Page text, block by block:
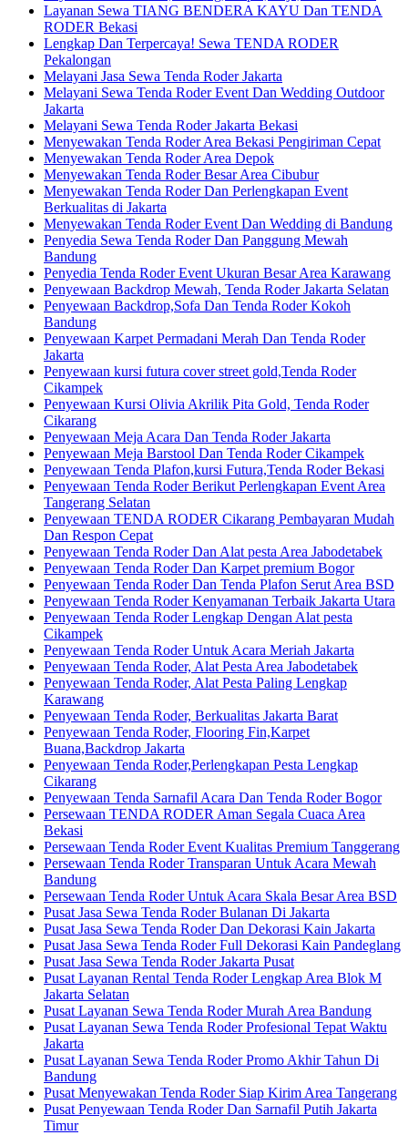
Layanan Sewa TIANG BENDERA KAYU Dan TENDA
RODER Bekasi
Lengkap Dan Terpercaya! Sewa TENDA RODER
Pekalongan
Melayani Jasa Sewa Tenda Roder Jakarta
Melayani Sewa Tenda Roder Event Dan Wedding Outdoor
Jakarta
Melayani Sewa Tenda Roder Jakarta Bekasi
Menyewakan Tenda Roder Area Bekasi Pengiriman Cepat
Menyewakan Tenda Roder Area Depok
Menyewakan Tenda Roder Besar Area Cibubur
Menyewakan Tenda Roder Dan Perlengkapan Event
Berkualitas di Jakarta
Menyewakan Tenda Roder Event Dan Wedding di Bandung
Penyedia Sewa Tenda Roder Dan Panggung Mewah
Bandung
Penyedia Tenda Roder Event Ukuran Besar Area Karawang
Penyewaan Backdrop Mewah, Tenda Roder Jakarta Selatan
Penyewaan Backdrop,Sofa Dan Tenda Roder Kokoh
Bandung
Penyewaan Karpet Permadani Merah Dan Tenda Roder
Jakarta
Penyewaan kursi futura cover street gold,Tenda Roder
Cikampek
Penyewaan Kursi Olivia Akrilik Pita Gold, Tenda Roder
Cikarang
Penyewaan Meja Acara Dan Tenda Roder Jakarta
Penyewaan Meja Barstool Dan Tenda Roder Cikampek
Penyewaan Tenda Plafon,kursi Futura,Tenda Roder Bekasi
Penyewaan Tenda Roder Berikut Perlengkapan Event Area
Tangerang Selatan
Penyewaan TENDA RODER Cikarang Pembayaran Mudah
Dan Respon Cepat
Penyewaan Tenda Roder Dan Alat pesta Area Jabodetabek
Penyewaan Tenda Roder Dan Karpet premium Bogor
Penyewaan Tenda Roder Dan Tenda Plafon Serut Area BSD
Penyewaan Tenda Roder Kenyamanan Terbaik Jakarta Utara
Penyewaan Tenda Roder Lengkap Dengan Alat pesta
Cikampek
Penyewaan Tenda Roder Untuk Acara Meriah Jakarta
Penyewaan Tenda Roder, Alat Pesta Area Jabodetabek
Penyewaan Tenda Roder, Alat Pesta Paling Lengkap
Karawang
Penyewaan Tenda Roder, Berkualitas Jakarta Barat
Penyewaan Tenda Roder, Flooring Fin,Karpet
Buana,Backdrop Jakarta
Penyewaan Tenda Roder,Perlengkapan Pesta Lengkap
Cikarang
Penyewaan Tenda Sarnafil Acara Dan Tenda Roder Bogor
Persewaan TENDA RODER Aman Segala Cuaca Area
Bekasi
Persewaan Tenda Roder Event Kualitas Premium Tanggerang
Persewaan Tenda Roder Transparan Untuk Acara Mewah
Bandung
Persewaan Tenda Roder Untuk Acara Skala Besar Area BSD
Pusat Jasa Sewa Tenda Roder Bulanan Di Jakarta
Pusat Jasa Sewa Tenda Roder Dan Dekorasi Kain Jakarta
Pusat Jasa Sewa Tenda Roder Full Dekorasi Kain Pandeglang
Pusat Jasa Sewa Tenda Roder Jakarta Pusat
Pusat Layanan Rental Tenda Roder Lengkap Area Blok M
Jakarta Selatan
Pusat Layanan Sewa Tenda Roder Murah Area Bandung
Pusat Layanan Sewa Tenda Roder Profesional Tepat Waktu
Jakarta
Pusat Layanan Sewa Tenda Roder Promo Akhir Tahun Di
Bandung
Pusat Menyewakan Tenda Roder Siap Kirim Area Tangerang
Pusat Penyewaan Tenda Roder Dan Sarnafil Putih Jakarta
Timur